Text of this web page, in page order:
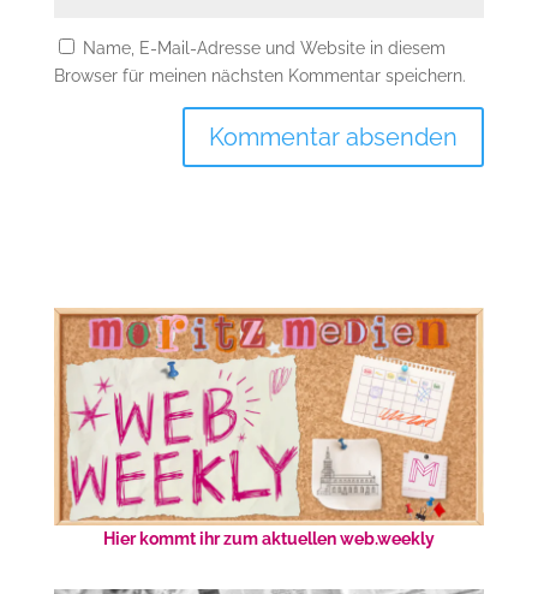
Name, E-Mail-Adresse und Website in diesem
Browser für meinen nächsten Kommentar speichern.
Hier kommt ihr zum aktuellen web.weekly